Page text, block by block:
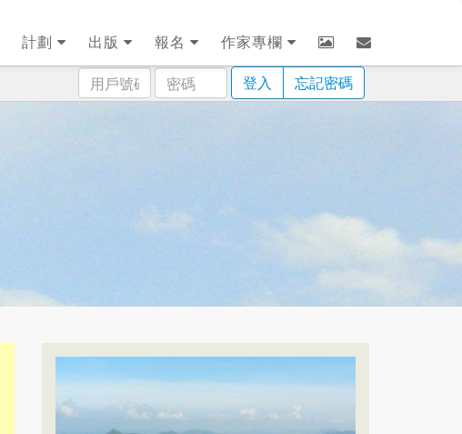
計劃 出版 報名
作家專欄
用
戶
密
碼
登入 忘記密碼